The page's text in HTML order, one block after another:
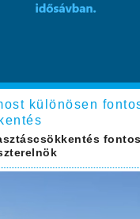
különösen